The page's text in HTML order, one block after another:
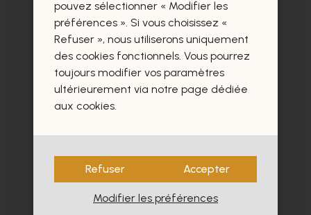
- 30%
pouvez sélectionner « Modifier les
préférences ». Si vous choisissez «
Refuser », nous utiliserons uniquement
des cookies fonctionnels. Vous pourrez
toujours modifier vos paramètres
ultérieurement via notre page dédiée
aux cookies.
Refuser Accepter
Modifier les préférences